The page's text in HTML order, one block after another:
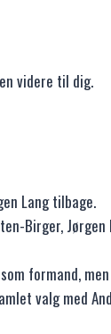
videre til dig.
Lang tilbage.
Birger, Jørgen
formand,
valg med